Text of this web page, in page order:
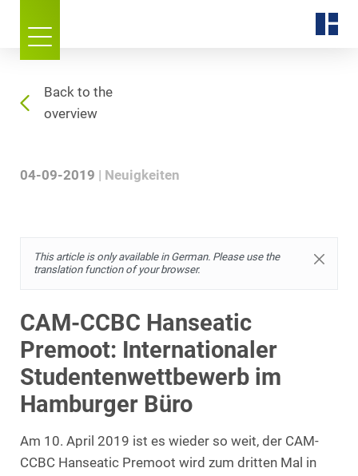
Back to the
overview
04-09-2019 Neuigkeiten
This article is only available in German. Please use the
translation function of your browser.
CAM-CCBC Hanseatic
Premoot: Internationaler
Studentenwettbewerb im
Hamburger Büro
Am 10. April 2019 ist es wieder so weit, der CAM-
CCBC Hanseatic Premoot wird zum dritten Mal in